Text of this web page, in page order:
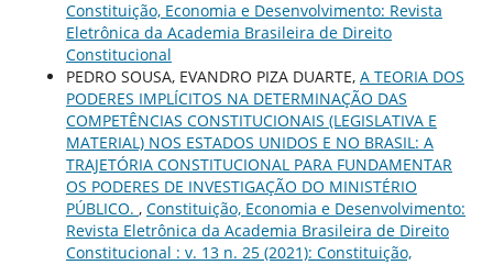
Constituição, Economia e Desenvolvimento: Revista
Eletrônica da Academia Brasileira de Direito
Constitucional
PEDRO SOUSA, EVANDRO PIZA DUARTE, A TEORIA DOS
PODERES IMPLÍCITOS NA DETERMINAÇÃO DAS
COMPETÊNCIAS CONSTITUCIONAIS (LEGISLATIVA E
MATERIAL) NOS ESTADOS UNIDOS E NO BRASIL: A
TRAJETÓRIA CONSTITUCIONAL PARA FUNDAMENTAR
OS PODERES DE INVESTIGAÇÃO DO MINISTÉRIO
PÚBLICO. , Constituição, Economia e Desenvolvimento:
Revista Eletrônica da Academia Brasileira de Direito
Constitucional : v. 13 n. 25 (2021): Constituição,